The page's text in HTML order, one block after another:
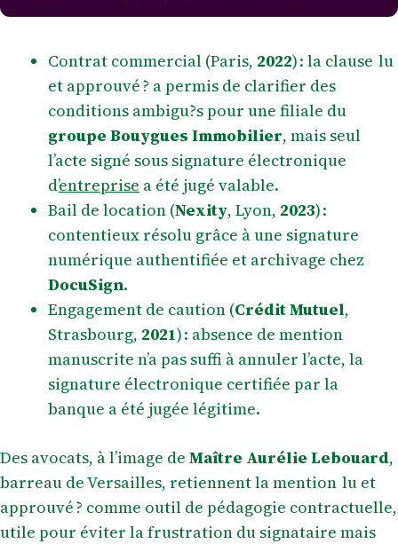
Contrat commercial (Paris, 2022) : la clause lu
et approuvé ? a permis de clarifier des
conditions ambigu?s pour une filiale du
groupe Bouygues Immobilier, mais seul
l’acte signé sous signature électronique
d’entreprise a été jugé valable.
Bail de location (Nexity, Lyon, 2023) :
contentieux résolu grâce à une signature
numérique authentifiée et archivage chez
DocuSign.
Engagement de caution (Crédit Mutuel,
Strasbourg, 2021) : absence de mention
manuscrite n’a pas suffi à annuler l’acte, la
signature électronique certifiée par la
banque a été jugée légitime.
Des avocats, à l’image de Maître Aurélie Lebouard,
barreau de Versailles, retiennent la mention lu et
approuvé ? comme outil de pédagogie contractuelle,
utile pour éviter la frustration du signataire mais